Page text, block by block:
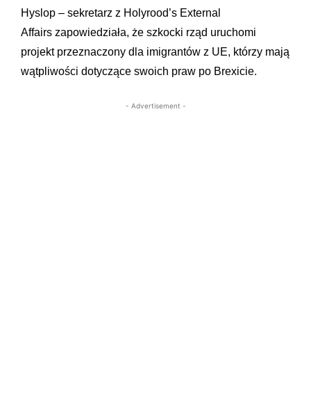
Hyslop – sekretarz z Holyrood’s External
Affairs zapowiedziała, że szkocki rząd uruchomi
projekt przeznaczony dla imigrantów z UE, którzy mają
wątpliwości dotyczące swoich praw po Brexicie.
- Advertisement -